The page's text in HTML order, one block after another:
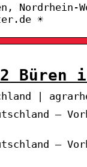
☀
Büren
|
–
–